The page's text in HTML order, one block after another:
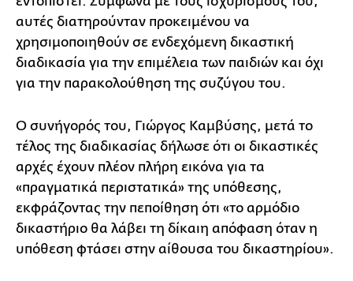
αυτές διατηρούνταν προκειμένου να
χρησιμοποιηθούν σε ενδεχόμενη δικαστική
διαδικασία για την επιμέλεια των παιδιών και όχι
για την παρακολούθηση της συζύγου του.
Ο συνήγορός του, Γιώργος Καμβύσης, μετά το
τέλος της διαδικασίας δήλωσε ότι οι δικαστικές
αρχές έχουν πλέον πλήρη εικόνα για τα
«πραγματικά περιστατικά» της υπόθεσης,
εκφράζοντας την πεποίθηση ότι «το αρμόδιο
δικαστήριο θα λάβει τη δίκαιη απόφαση όταν η
υπόθεση φτάσει στην αίθουσα του δικαστηρίου».